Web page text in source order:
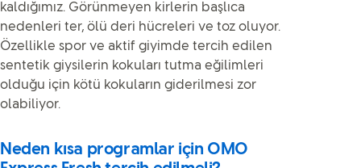
kaldığımız. Görünmeyen kirlerin başlıca
nedenleri ter, ölü deri hücreleri ve toz oluyor.
Özellikle spor ve aktif giyimde tercih edilen
sentetik giysilerin kokuları tutma eğilimleri
olduğu için kötü kokuların giderilmesi zor
olabiliyor.
Neden kısa programlar için OMO